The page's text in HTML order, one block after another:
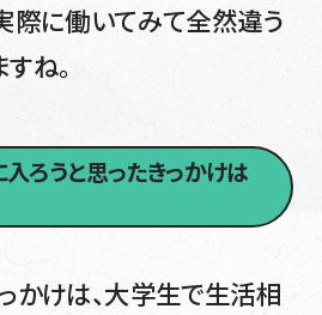
際に働いてみて全然違う
ね。
ろうと思ったきっかけは
かけは、大学生で生活相